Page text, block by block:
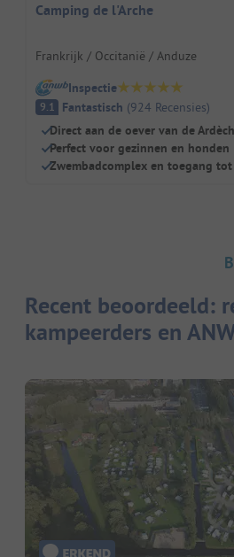
Camping de l'Arche
Frankrijk / Occitanië / Anduze
Inspectie
9.1 Fantastisch (924 Recensies)
Direct aan de oever van de
Perfect voor gezinnen en honden
Zwembadcomplex en toegang
Recent beoordeeld:
kampeerders en